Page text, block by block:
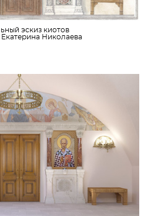
эскиз киотов
Николаева